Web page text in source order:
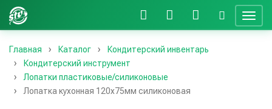
Главная Каталог
Кондитерский инвентарь
Кондитерский инструмент
Лопатки пластиковые/силиконовые
Лопатка кухонная 120х75мм силиконовая